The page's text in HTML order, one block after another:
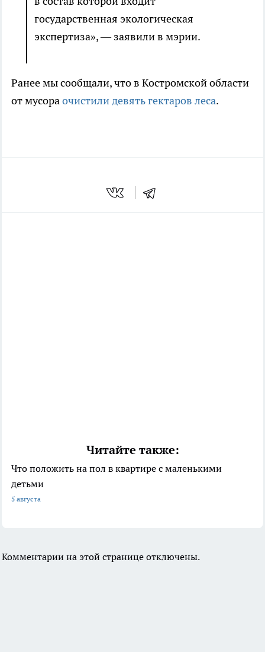
государственная экологическая
экспертиза», — заявили в мэрии.
Ранее мы сообщали, что в Костромской области
от мусораочистили девять гектаров леса.
Читайте также:
Что положить на пол в квартире с маленькими
детьми
5 августа
Комментарии на этой странице отключены.